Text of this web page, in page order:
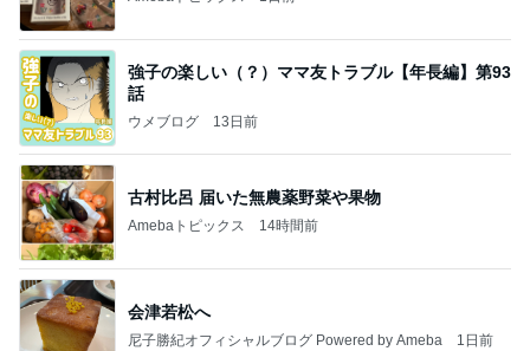
強子の楽しい（？）ママ友トラブル【年長編】第93
話
ウメブログ 13日前
古村比呂 届いた無農薬野菜や果物
Amebaトピックス 14時間前
会津若松へ
尼子勝紀オフィシャルブログ Powered by Ameba 1日前